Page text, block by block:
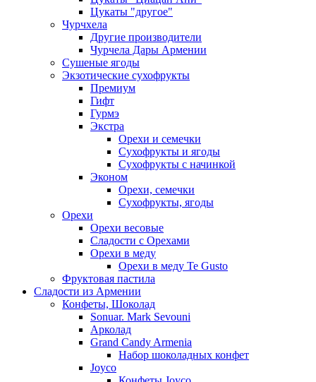
Цукаты "другое"
Чурчхела
Другие производители
Чурчела Дары Армении
Сушеные ягоды
Экзотические сухофрукты
Премиум
Гифт
Гурмэ
Экстра
Орехи и семечки
Сухофрукты и ягоды
Сухофрукты с начинкой
Эконом
Орехи, семечки
Сухофрукты, ягоды
Орехи
Орехи весовые
Сладости с Орехами
Орехи в меду
Орехи в меду Te Gusto
Фруктовая пастила
Сладости из Армении
Конфеты, Шоколад
Sonuar. Mark Sevouni
Арколад
Grand Candy Armenia
Набор шоколадных конфет
Joyco